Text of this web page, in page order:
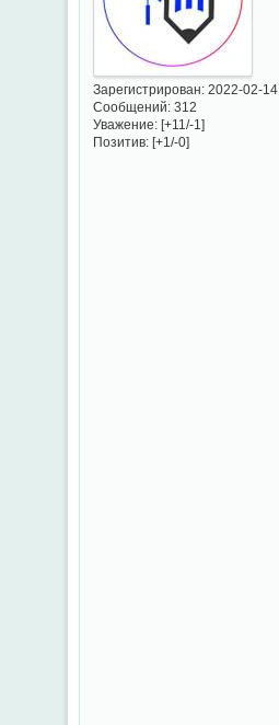
Зарегистрирован: 2022-02-14
Сообщений:312
Уважение: [+11/-1]
Позитив: [+1/-0]